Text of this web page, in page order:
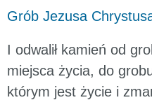
Grób Jezusa
I odwalił kamień od
miejsca życia, do
którym jest życie i